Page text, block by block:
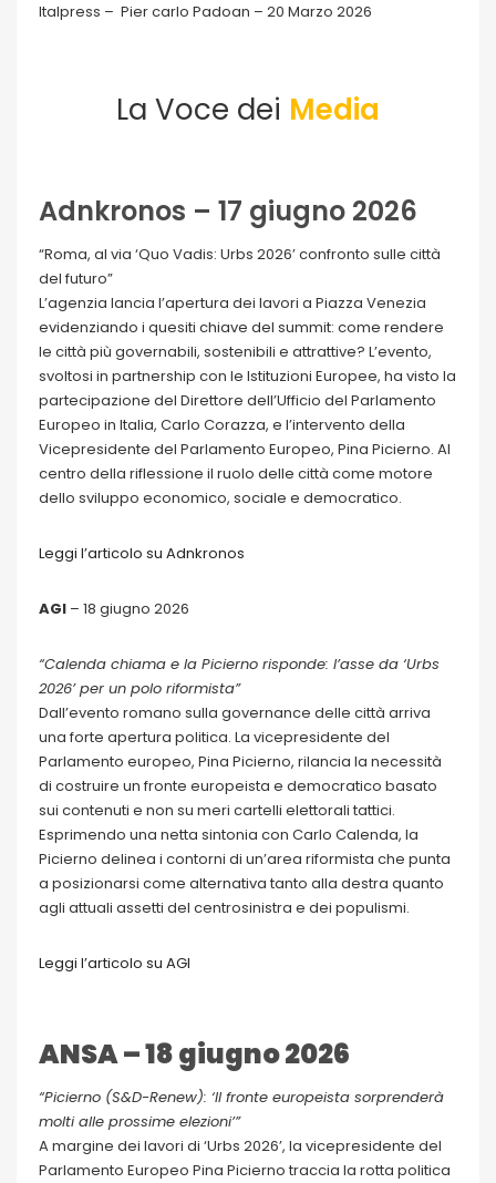
Italpress – Pier carlo Padoan – 20 Marzo 2026
La Voce dei Media
Adnkronos – 17 giugno 2026
“Roma, al via ‘Quo Vadis: Urbs 2026’ confronto sulle città
del futuro”
L’agenzia lancia l’apertura dei lavori a Piazza Venezia
evidenziando i quesiti chiave del summit: come rendere
le città più governabili, sostenibili e attrattive? L’evento,
svoltosi in partnership con le Istituzioni Europee, ha visto la
partecipazione del Direttore dell’Ufficio del Parlamento
Europeo in Italia, Carlo Corazza, e l’intervento della
Vicepresidente del Parlamento Europeo, Pina Picierno. Al
centro della riflessione il ruolo delle città come motore
dello sviluppo economico, sociale e democratico.
Leggi l’articolo su Adnkronos
AGI – 18 giugno 2026
“Calenda chiama e la Picierno risponde: l’asse da ‘Urbs
2026’ per un polo riformista”
Dall’evento romano sulla governance delle città arriva
una forte apertura politica. La vicepresidente del
Parlamento europeo, Pina Picierno, rilancia la necessità
di costruire un fronte europeista e democratico basato
sui contenuti e non su meri cartelli elettorali tattici.
Esprimendo una netta sintonia con Carlo Calenda, la
Picierno delinea i contorni di un’area riformista che punta
a posizionarsi come alternativa tanto alla destra quanto
agli attuali assetti del centrosinistra e dei populismi.
Leggi l’articolo su AGI
ANSA – 18 giugno 2026
“Picierno (S&D-Renew): ‘Il fronte europeista sorprenderà
molti alle prossime elezioni’”
A margine dei lavori di ‘Urbs 2026’, la vicepresidente del
Parlamento Europeo Pina Picierno traccia la rotta politica